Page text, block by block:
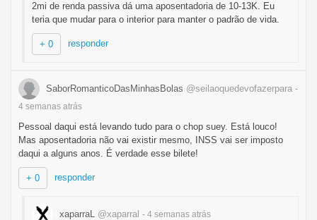
2mi de renda passiva dá uma aposentadoria de 10-13K. Eu
teria que mudar para o interior para manter o padrão de vida.
+ 0 responder
SaborRomanticoDasMinhasBolas @seilaoquedevofazerpara -
4 semanas atrás
Pessoal daqui está levando tudo para o chop suey. Está louco!
Mas aposentadoria não vai existir mesmo, INSS vai ser imposto
daqui a alguns anos. É verdade esse bilete!
+ 0 responder
xaparraL @xaparral - 4 semanas atrás